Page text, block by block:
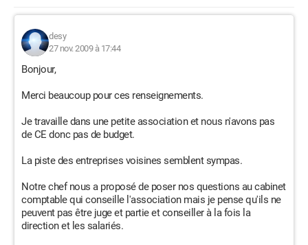
desy
27 nov. 2009 à 17:44
Bonjour,
Merci beaucoup pour ces renseignements.
Je travaille dans une petite association et nous n'avons pas
de CE donc pas de budget.
La piste des entreprises voisines semblent sympas.
Notre chef nous a proposé de poser nos questions au cabinet
comptable qui conseille l'association mais je pense qu'ils ne
peuvent pas être juge et partie et conseiller à la fois la
direction et les salariés.